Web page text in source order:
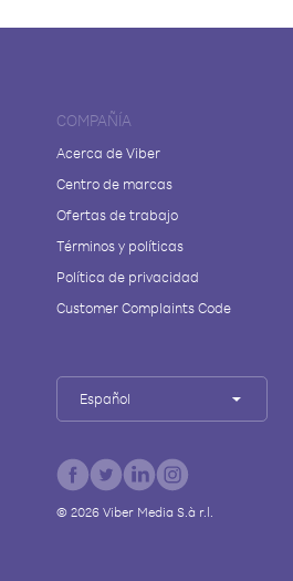
COMPAÑÍA
Acerca de Viber
Centro de marcas
Ofertas de trabajo
Términos y políticas
Política de privacidad
Customer Complaints Code
Español
© 2026Viber Media S.à r.l.